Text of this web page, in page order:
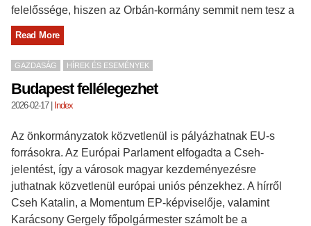
felelőssége, hiszen az Orbán-kormány semmit nem tesz a
Read More
GAZDASÁG HÍREK ÉS ESEMÉNYEK
Budapest fellélegezhet
2026-02-17| Index
Az önkormányzatok közvetlenül is pályázhatnak EU-s
forrásokra. Az Európai Parlament elfogadta a Cseh-
jelentést, így a városok magyar kezdeményezésre
juthatnak közvetlenül európai uniós pénzekhez. A hírről
Cseh Katalin, a Momentum EP-képviselője, valamint
Karácsony Gergely főpolgármester számolt be a